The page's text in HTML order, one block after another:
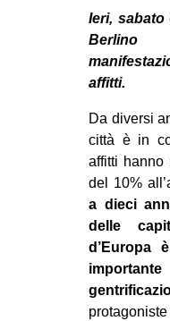
Ieri, sabato
affitti.
Da diversi
città è in
affitti hanno
del 10%
a dieci
delle
d’Europa